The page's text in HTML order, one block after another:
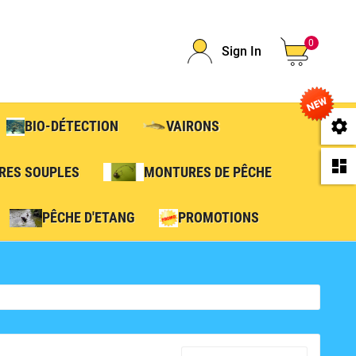
Sign In
0
BIO-DÉTECTION VAIRONS
SOUPLES MONTURES DE PÊCHE
PÊCHE D'ETANG PROMOTIONS